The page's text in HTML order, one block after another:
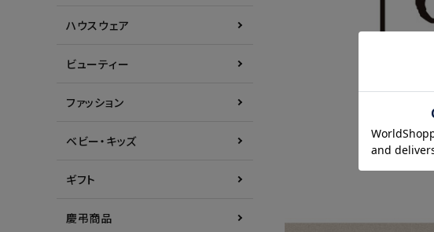
ハウスウェア
ビューティー
ファッション
ベビー・キッズ
ギフト
慶弔商品